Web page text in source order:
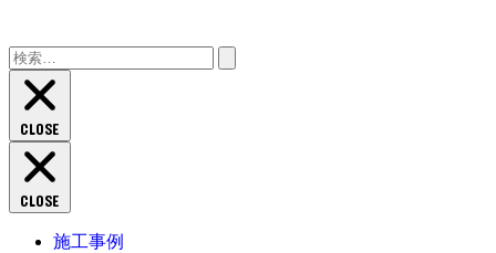
検
索:
CLOSE
CLOSE
施工事例